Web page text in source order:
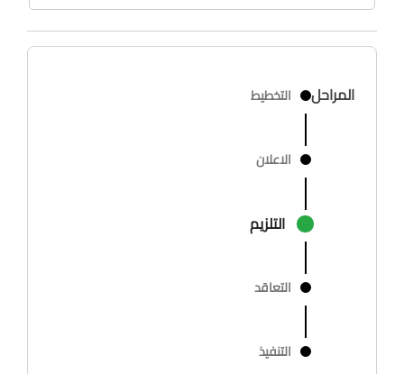
المراحل التخطيط
الاعلان
التلزيم
التعاقد
التنفيذ